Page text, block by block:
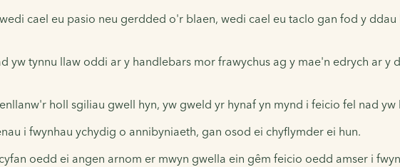
cael eu pasio neu gerdded o'r blaen, wedi cael eu taclo gan fod y
yw tynnu llaw oddi ar y handlebars mor frawychus ag y mae'n edrych ar
holl sgiliau gwell hyn, yw gweld yr hynaf yn mynd i feicio fel nad
i fwynhau ychydig o annibyniaeth, gan osod ei chyflymder ei hun.
oedd ei angen arnom er mwyn gwella ein gêm feicio oedd amser i